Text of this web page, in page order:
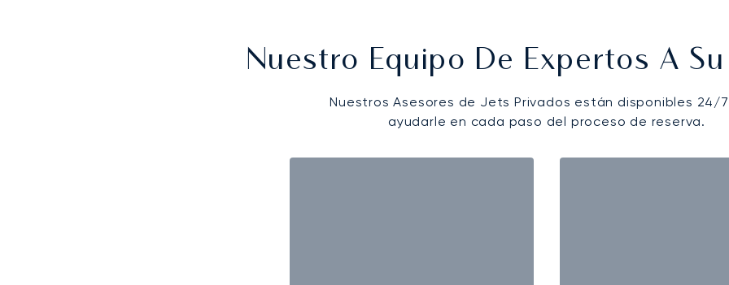
Nuestro Equipo De Expertos A
Nuestros Asesores de Jets Privados están disponibles 24/
ayudarle en cada paso del proceso de reserva.